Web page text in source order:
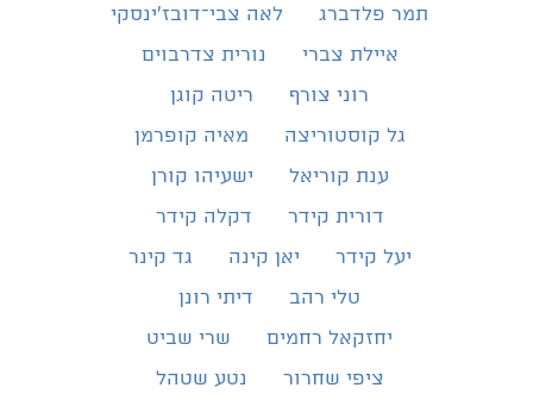
תמר פלדברג
לאה צבי־דובז׳ינסקי
איילת צברי
נורית צדרבוים
רוני צורף
ריטה קוגן
גל קוסטוריצה
מאיה קופרמן
ענת קוריאל
ישעיהו קורן
דורית קידר
דקלה קידר
יעל קידר
יאן קינה
גד קינר
טלי רהב
דיתי רונן
יחזקאל רחמים
שרי שביט
ציפי שחרור
נטע שטהל